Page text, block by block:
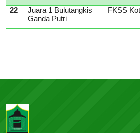
22
Juara 1 Bulutangkis
Ganda Putri
FKSS